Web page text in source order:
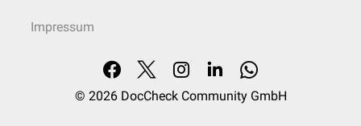
Impressum
© 2026 DocCheck Community GmbH